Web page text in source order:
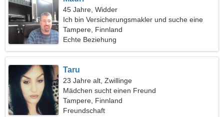
45 Jahre, Widder
Ich bin Versicherungsmakler und suche eine
schöne Frau
Tampere, Finnland
Echte Beziehung
Taru
23 Jahre alt, Zwillinge
Mädchen sucht einen Freund
Tampere, Finnland
Freundschaft